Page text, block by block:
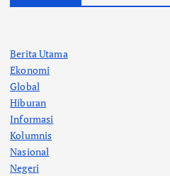
Berita Utama
Ekonomi
Global
Hiburan
Informasi
Kolumnis
Nasional
Negeri